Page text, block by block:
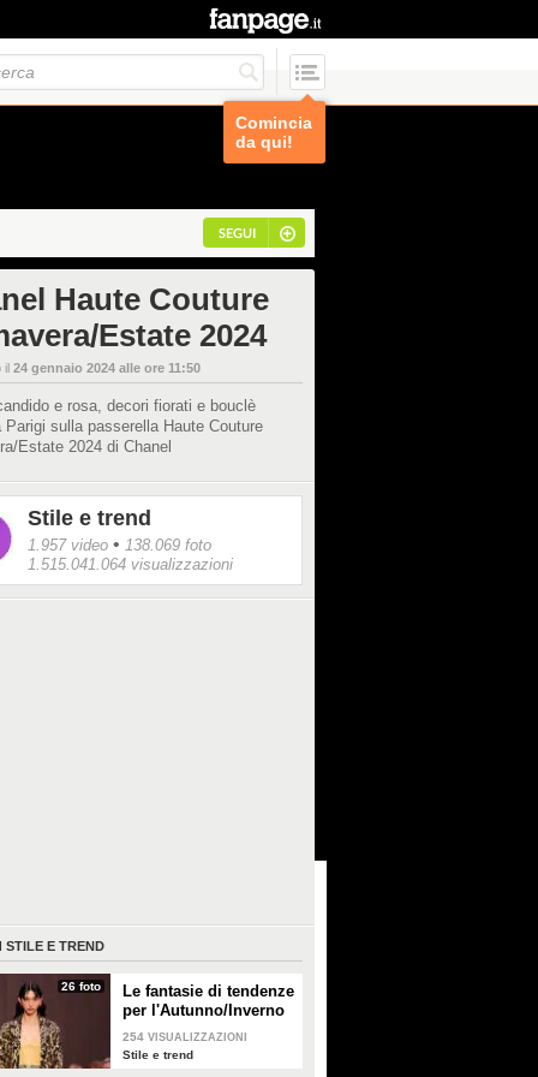
Comincia
da qui!
SEGUI
Haute Couture
Estate 2024
il 24 gennaio 2024 alle ore 11:50
e rosa, decori fiorati e bouclè
Parigi sulla passerella Haute Couture
Estate 2024 di Chanel
Stile e trend
1.957 video • 138.069 foto
1.515.041.064 visualizzazioni
STILE E TREND
26 foto
Le fantasie di tendenze
per l'Autunno/Inverno
2026-2027
254 VISUALIZZAZIONI
Stile e trend